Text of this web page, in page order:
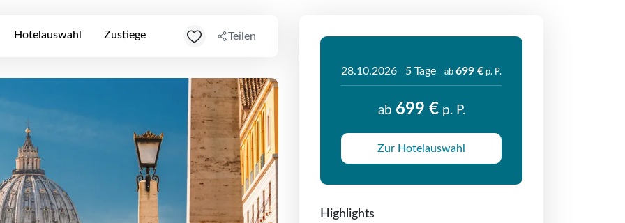
Hotelauswahl Zustiege Teilen
28.10.2026 5 Tage ab 699 € p. P.
ab 699 € p. P.
Zur Hotelauswahl
Highlights